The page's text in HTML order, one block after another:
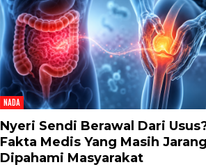
NADA
Nyeri Sendi Berawal Dari
Fakta Medis Yang Masih Jarang
Dipahami Masyarakat